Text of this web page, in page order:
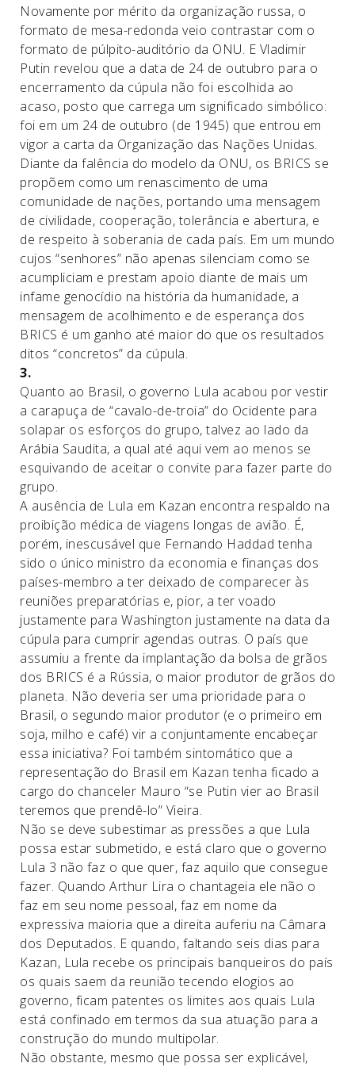
Novamente por mérito da organização russa, o
formato de mesa-redonda veio contrastar com o
formato de púlpito-auditório da ONU. E Vladimir
Putin revelou que a data de 24 de outubro para o
encerramento da cúpula não foi escolhida ao
acaso, posto que carrega um significado simbólico:
foi em um 24 de outubro (de 1945) que entrou em
vigor a carta da Organização das Nações Unidas.
Diante da falência do modelo da ONU, os BRICS se
propõem como um renascimento de uma
comunidade de nações, portando uma mensagem
de civilidade, cooperação, tolerância e abertura, e
de respeito à soberania de cada país. Em um mundo
cujos “senhores” não apenas silenciam como se
acumpliciam e prestam apoio diante de mais um
infame genocídio na história da humanidade, a
mensagem de acolhimento e de esperança dos
BRICS é um ganho até maior do que os resultados
ditos “concretos” da cúpula.
3.
Quanto ao Brasil, o governo Lula acabou por vestir
a carapuça de “cavalo-de-troia” do Ocidente para
solapar os esforços do grupo, talvez ao lado da
Arábia Saudita, a qual até aqui vem ao menos se
esquivando de aceitar o convite para fazer parte do
grupo.
A ausência de Lula em Kazan encontra respaldo na
proibição médica de viagens longas de avião. É,
porém, inescusável que Fernando Haddad tenha
sido o único ministro da economia e finanças dos
países-membro a ter deixado de comparecer às
reuniões preparatórias e, pior, a ter voado
justamente para Washington justamente na data da
cúpula para cumprir agendas outras. O país que
assumiu a frente da implantação da bolsa de grãos
dos BRICS é a Rússia, o maior produtor de grãos do
planeta. Não deveria ser uma prioridade para o
Brasil, o segundo maior produtor (e o primeiro em
soja, milho e café) vir a conjuntamente encabeçar
essa iniciativa? Foi também sintomático que a
representação do Brasil em Kazan tenha ficado a
cargo do chanceler Mauro “se Putin vier ao Brasil
teremos que prendê-lo” Vieira.
Não se deve subestimar as pressões a que Lula
possa estar submetido, e está claro que o governo
Lula 3 não faz o que quer, faz aquilo que consegue
fazer. Quando Arthur Lira o chantageia ele não o
faz em seu nome pessoal, faz em nome da
expressiva maioria que a direita auferiu na Câmara
dos Deputados. E quando, faltando seis dias para
Kazan, Lula recebe os principais banqueiros do país
os quais saem da reunião tecendo elogios ao
governo, ficam patentes os limites aos quais Lula
está confinado em termos da sua atuação para a
construção do mundo multipolar.
Não obstante, mesmo que possa ser explicável,